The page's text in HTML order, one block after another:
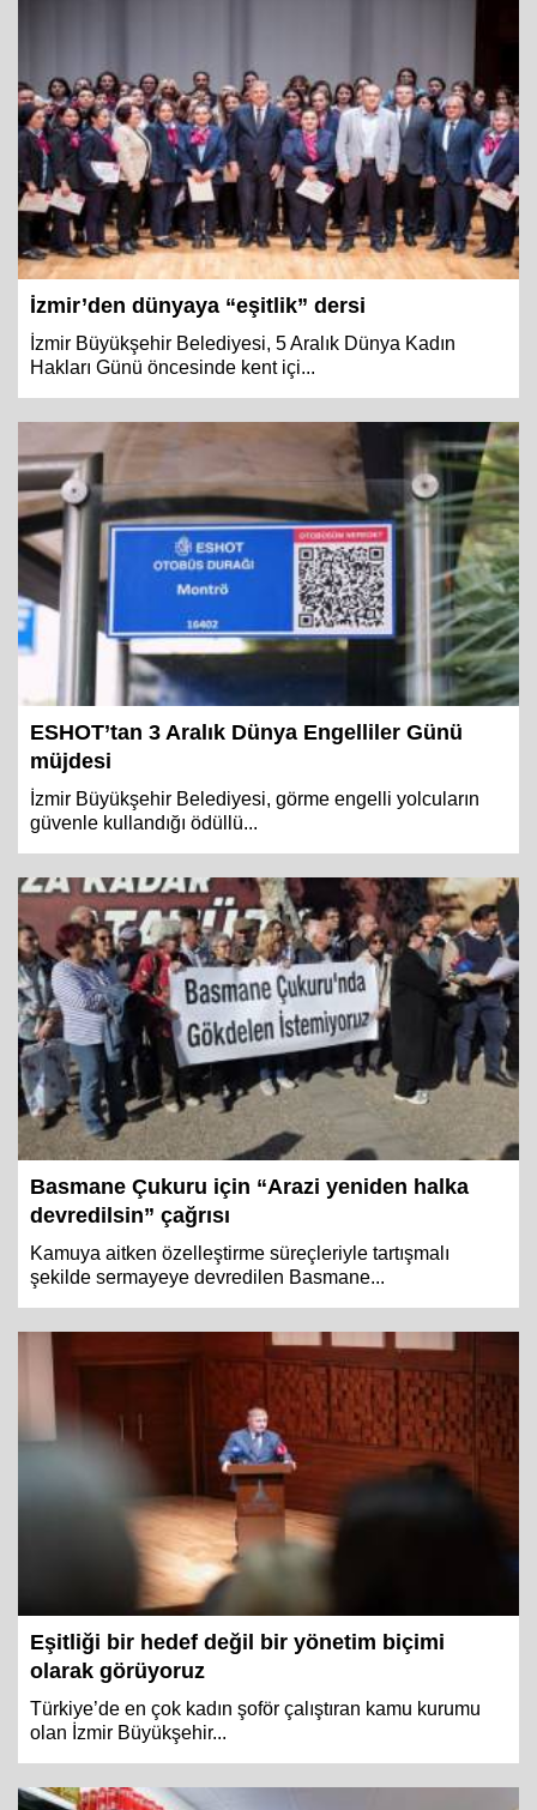
İzmir’den dünyaya “eşitlik” dersi
İzmir Büyükşehir Belediyesi, 5 Aralık Dünya Kadın
Hakları Günü öncesinde kent içi...
ESHOT’tan 3 Aralık Dünya Engelliler Günü
müjdesi
İzmir Büyükşehir Belediyesi, görme engelli yolcuların
güvenle kullandığı ödüllü...
Basmane Çukuru için “Arazi yeniden halka
devredilsin” çağrısı
Kamuya aitken özelleştirme süreçleriyle tartışmalı
şekilde sermayeye devredilen Basmane...
Eşitliği bir hedef değil bir yönetim biçimi
olarak görüyoruz
Türkiye’de en çok kadın şoför çalıştıran kamu kurumu
olan İzmir Büyükşehir...